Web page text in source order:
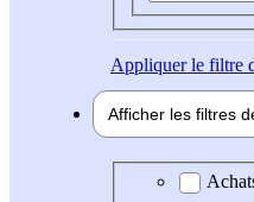
Appliquerle filtre
Afficher les filtres
Domaine